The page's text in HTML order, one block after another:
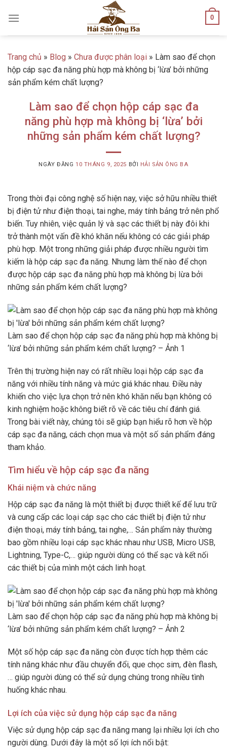
0
Trang chủ » Blog » Chưa được phân loại » Làm sao để chọn
hộp cáp sạc đa năng phù hợp mà không bị ‘lừa’ bởi những
sản phẩm kém chất lượng?
Làm sao để chọn hộp cáp sạc đa
năng phù hợp mà không bị ‘lừa’ bởi
những sản phẩm kém chất lượng?
NGÀY ĐĂNG 10 THÁNG 9, 2025 BỞI HẢI SẢN ÔNG BA
Trong thời đại công nghệ số hiện nay, việc sở hữu nhiều thiết
bị điện tử như điện thoại, tai nghe, máy tính bảng trở nên phổ
biến. Tuy nhiên, việc quản lý và sạc các thiết bị này đôi khi
trở thành một vấn đề khó khăn nếu không có các giải pháp
phù hợp. Một trong những giải pháp được nhiều người tìm
kiếm là hộp cáp sạc đa năng. Nhưng làm thế nào để chọn
được hộp cáp sạc đa năng phù hợp mà không bị lừa bởi
những sản phẩm kém chất lượng?
Làm sao để chọn hộp cáp sạc đa năng phù hợp mà không bị
‘lừa’ bởi những sản phẩm kém chất lượng? – Ảnh 1
Trên thị trường hiện nay có rất nhiều loại hộp cáp sạc đa
năng với nhiều tính năng và mức giá khác nhau. Điều này
khiến cho việc lựa chọn trở nên khó khăn nếu bạn không có
kinh nghiệm hoặc không biết rõ về các tiêu chí đánh giá.
Trong bài viết này, chúng tôi sẽ giúp bạn hiểu rõ hơn về hộp
cáp sạc đa năng, cách chọn mua và một số sản phẩm đáng
tham khảo.
Tìm hiểu về hộp cáp sạc đa năng
Khái niệm và chức năng
Hộp cáp sạc đa năng là một thiết bị được thiết kế để lưu trữ
và cung cấp các loại cáp sạc cho các thiết bị điện tử như
điện thoại, máy tính bảng, tai nghe,… Sản phẩm này thường
bao gồm nhiều loại cáp sạc khác nhau như USB, Micro USB,
Lightning, Type-C,… giúp người dùng có thể sạc và kết nối
các thiết bị của mình một cách linh hoạt.
Làm sao để chọn hộp cáp sạc đa năng phù hợp mà không bị
‘lừa’ bởi những sản phẩm kém chất lượng? – Ảnh 2
Một số hộp cáp sạc đa năng còn được tích hợp thêm các
tính năng khác như đầu chuyển đổi, que chọc sim, đèn flash,
… giúp người dùng có thể sử dụng chúng trong nhiều tình
huống khác nhau.
Lợi ích của việc sử dụng hộp cáp sạc đa năng
Việc sử dụng hộp cáp sạc đa năng mang lại nhiều lợi ích cho
người dùng. Dưới đây là một số lợi ích nổi bật: